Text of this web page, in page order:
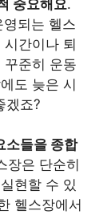
중요해요.
되는 헬스
간이나 퇴
준히 운동
도 늦은 시
겠죠?
소들을 종합
장은 단순히
현할 수 있
헬스장에서